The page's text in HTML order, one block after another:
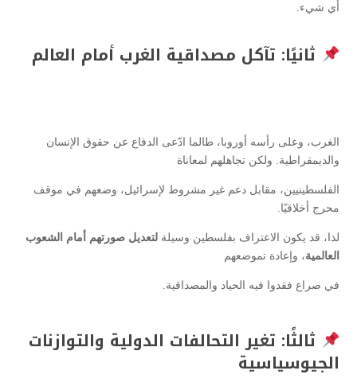
أي شيء.
ثانيًا: تآكل مصداقية الغرب أمام العالم
الغرب، وعلى رأسه أوروبا، طالما ادّعى الدفاع عن حقوق الإنسان
والديمقراطية. ولكن تجاهلهم لمعاناة
الفلسطينيين، مقابل دعم غير مشروط لإسرائيل، وضعهم في موقف
محرج أخلاقيًا.
لذا، قد يكون الاعتراف بفلسطين وسيلة لتعديل صورتهم أمام الشعوب
العالمية، وإعادة تموضعهم
في صراع فقدوا فيه الحياد والمصداقية.
ثالثًا: تغير التحالفات الدولية والتوازنات
الجيوسياسية